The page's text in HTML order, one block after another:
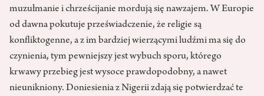
muzułmanie i chrześcijanie mordują się nawzajem. W Europie
od dawna pokutuje przeświadczenie, że religie są
konfliktogenne, a z im bardziej wierzącymi ludźmi ma się do
czynienia, tym pewniejszy jest wybuch sporu, którego
krwawy przebieg jest wysoce prawdopodobny, a nawet
nieunikniony. Doniesienia z Nigerii zdają się potwierdzać te